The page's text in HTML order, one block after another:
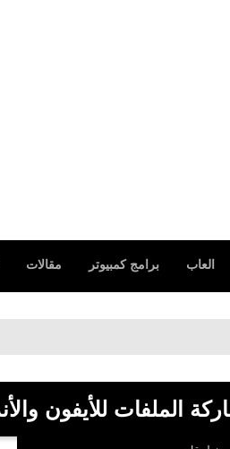
العاب برامج كمبيوتر مقالات